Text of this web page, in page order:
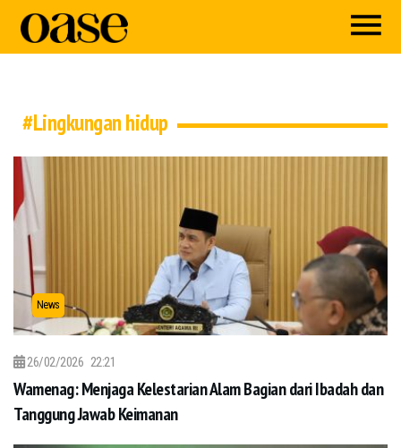
#Lingkungan hidup
News
26/02/2026 22:21
Wamenag: Menjaga Kelestarian Alam Bagian dari Ibadah dan
Tanggung Jawab Keimanan